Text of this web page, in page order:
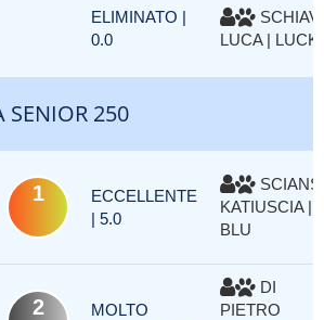
ELIMINATO |
0.0
SCHIAVI
LUCA |
SENIOR 250
1
ECCELLENTE
| 5.0
SCIANS
KATIUSCIA |
BLU
2
MOLTO
DI
PIETRO